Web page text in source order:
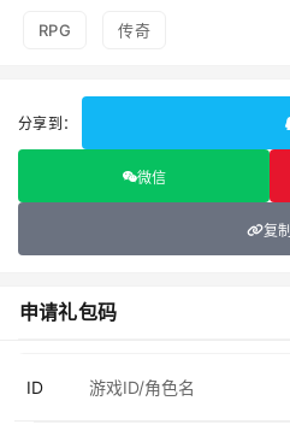
RPG 传奇
分享到：
微信
复制
申请礼包码
ID